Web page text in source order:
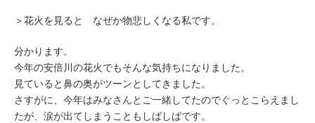
＞花火を見ると なぜか物悲しくなる私です。
分かります。
今年の安倍川の花火でもそんな気持ちになりました。
見ていると鼻の奥がツーンとしてきました。
さすがに、今年はみなさんとご一緒してたのでぐっとこらえまし
たが、涙が出てしまうこともしばしばです。